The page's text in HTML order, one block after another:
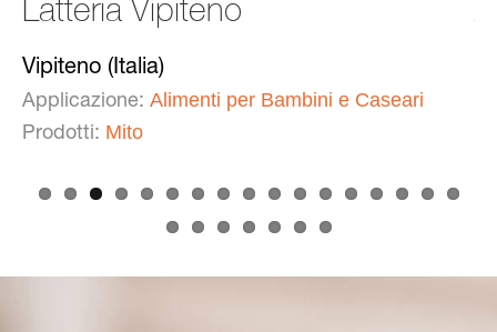
Afrupro
Politsi (Sudafrica)
Applicazione: Avocado
Prodotti: Q Eye Smart